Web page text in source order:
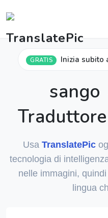
GRATIS Inizia subito
Usa TranslatePic
tecnologia di
nelle immagini,
lingua